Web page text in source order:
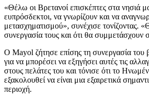
«Θέλω οι Βρετανοί επισκέπτες στα νησιά
ευπρόσδεκτοι, να γνωρίζουν και να
μετασχηματισμού», συνέχισε τονίζοντας.
συνεργασία τους και ότι θα συμμετάσχουν
Ο Mayol ζήτησε επίσης τη συνεργασία του
για να μπορέσει να εξηγήσει αυτές τις
στους πελάτες του και τόνισε ότι το
εξακολουθεί να είναι μια εξαιρετικά
περιοχή.